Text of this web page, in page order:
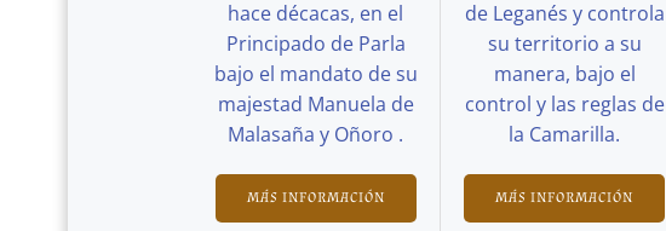
hace décacas, en el
Principado de Parla
bajo el mandato de su
majestad Manuela de
Malasaña y Oñoro .
MÁS INFORMACIÓN
de Leganés y controla
su territorio a su
manera, bajo el
control y las reglas de
la Camarilla.
MÁS INFORMACIÓN